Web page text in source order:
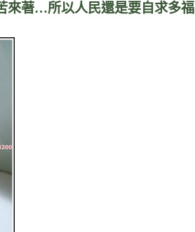
來著…所以人民還是要自求多福